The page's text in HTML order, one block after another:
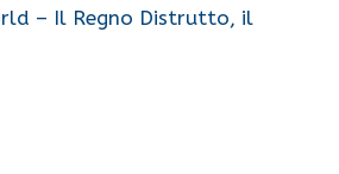
– Il Regno Distrutto, il